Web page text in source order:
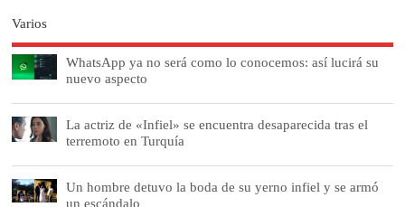
Varios
WhatsApp ya no será como lo conocemos: así lucirá su
nuevo aspecto
La actriz de «Infiel» se encuentra desaparecida tras el
terremoto en Turquía
Un hombre detuvo la boda de su yerno infiel y se armó
un escándalo